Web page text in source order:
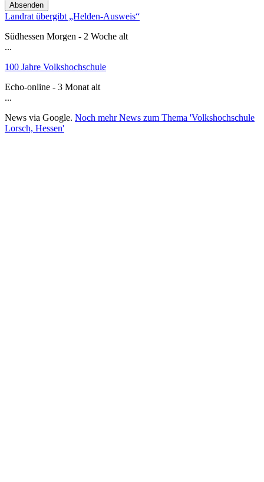
Absenden
Landrat übergibt „Helden-Ausweis“
Südhessen Morgen - 2 Woche alt
...
100 Jahre Volkshochschule
Echo-online - 3 Monat alt
...
News via Google. Noch mehr News zum Thema 'Volkshochschule
Lorsch, Hessen'